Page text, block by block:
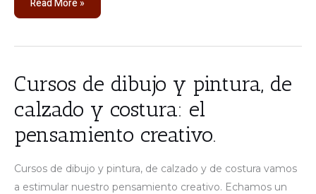
Read More »
Cursos de dibujo y pintura, de
calzado y costura: el
pensamiento creativo.
Cursos de dibujo y pintura, de calzado y de costura vamos
a estimular nuestro pensamiento creativo. Echamos un
de
dibujo
y
pintura,
calzado
y
el
pensamiento
creativo.